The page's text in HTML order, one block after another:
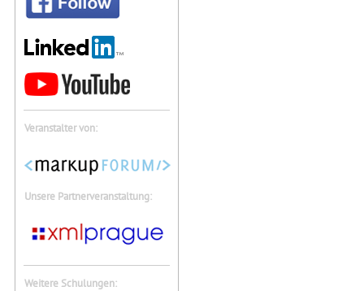
Veranstalter von:
Unsere Partnerveranstaltung:
Weitere Schulungen: